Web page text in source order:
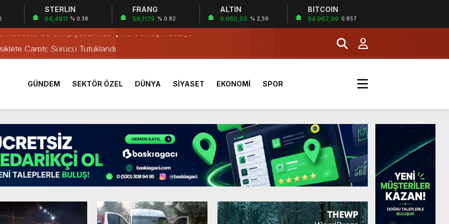
STERLIN
64,4811 % 0.38
FRANG
59,1179 % 0.82
ALTIN
6.660,55 % 2,59
BITCOIN
64.967,99 0.857
Gerçekleşti
Neoscience Olimpiyatları’nda Çifte Gümüş Madalya
Çarptı: Sürücü Tutuklandı
Öğrencilerinden ABD’de Tarihi Başarı: 6 Öğrenci 14 Madalya Kazandı
desteği hesaplara yatırıldı
Bulundu
Yaşındaki M.A.D. Yaşadıklarını Anlattı
İçinde Darp
Gerçekleşti
Neoscience Olimpiyatları’nda Çifte Gümüş Madalya
GÜNDEM SEKTÖR ÖZEL DÜNYA SİYASET EKONOMİ SPOR